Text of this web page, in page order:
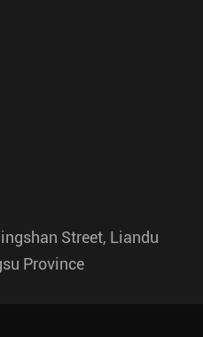
Street, Liandu
Province